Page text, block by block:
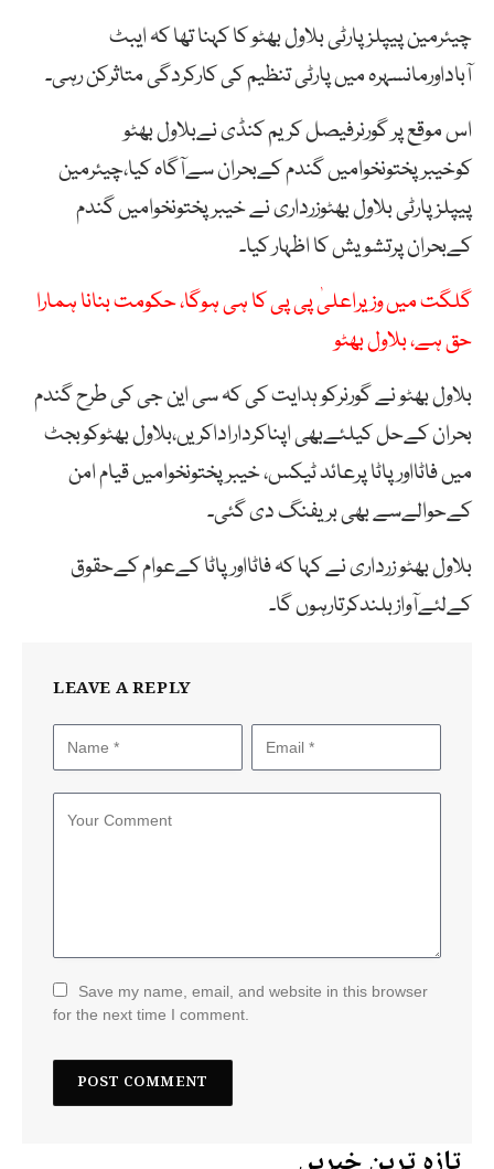
چیئرمین پیپلزپارٹی بلاول بھٹو کا کہنا تھا کہ ایبٹ
آباداورمانسہرہ میں پارٹی تنظیم کی کارکردگی متاثرکن رہی۔
اس موقع پر گورنرفیصل کریم کنڈی نےبلاول بھٹو
کوخیبرپختونخوامیں گندم کےبحران سےآگاہ کیا،چیئرمین
پیپلزپارٹی بلاول بھٹوزرداری نے خیبرپختونخوامیں گندم
کےبحران پرتشویش کا اظہار کیا۔
گلگت میں وزیراعلیٰ پی پی کا ہی ہوگا، حکومت بنانا ہمارا
حق ہے، بلاول بھٹو
بلاول بھٹو نے گورنرکو ہدایت کی کہ سی این جی کی طرح گندم
بحران کےحل کیلئےبھی اپناکرداراداکریں،بلاول بھٹوکوبجٹ
میں فاٹااورپاٹا پرعائد ٹیکس، خیبرپختونخوامیں قیام امن
کےحوالےسے بھی بریفنگ دی گئی۔
بلاول بھٹو زرداری نے کہا کہ فاٹااورپاٹا کےعوام کےحقوق
کےلئےآوازبلندکرتارہوں گا۔
LEAVE A REPLY
Save my name, email, and website in this browser
for the next time I comment.